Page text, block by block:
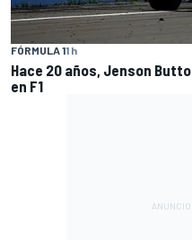
FÓRMULA 11 h
Hace 20 años, Jenson
en F1